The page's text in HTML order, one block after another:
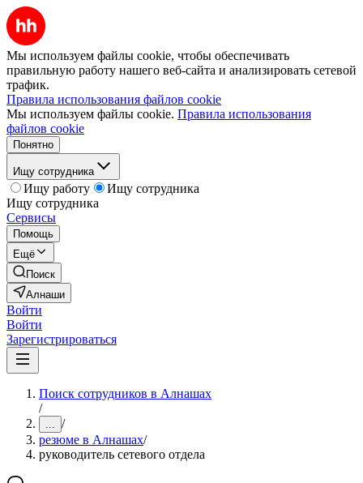
Мы используем файлы cookie, чтобы обеспечивать
правильную работу нашего веб-сайта и анализировать сетевой
трафик.
Правила использования файлов cookie
Мы используем файлы cookie. Правила использования
файлов cookie
Понятно
Ищу сотрудника
Ищу работу
Ищу сотрудника
Ищу сотрудника
Сервисы
Помощь
Ещё
Поиск
Алнаши
Войти
Войти
Зарегистрироваться
Поиск сотрудников в Алнашах
/
... /
резюме в Алнашах/
руководитель сетевого отдела